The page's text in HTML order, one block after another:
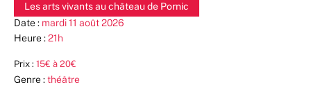
Les arts vivants au château de Pornic
Date : mardi 11 août 2026
Heure :21h
Prix : 15€ à 20€
Genre :théâtre